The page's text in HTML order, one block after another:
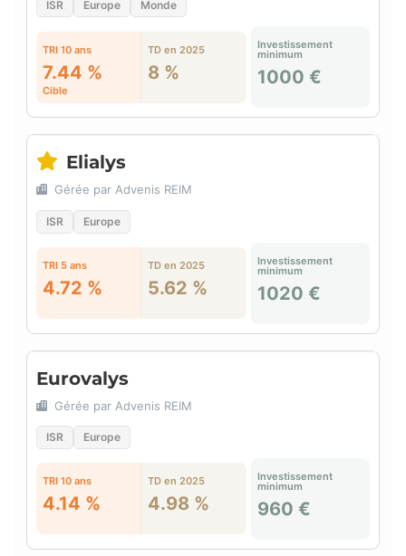
ISR Europe Monde
TRI 10 ans
7.44 %
Cible
TD en 2025
8 %
Investissement
minimum
1000 €
Elialys
Gérée par Advenis REIM
ISR Europe
TRI 5 ans
4.72 %
TD en 2025
5.62 %
Investissement
minimum
1020 €
Eurovalys
Gérée par Advenis REIM
ISR Europe
TRI 10 ans
4.14 %
TD en 2025
4.98 %
Investissement
minimum
960 €